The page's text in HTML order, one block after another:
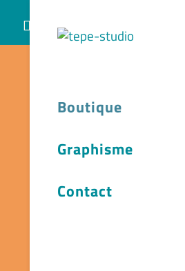
Articles 0
Boutique
Graphisme
Contact